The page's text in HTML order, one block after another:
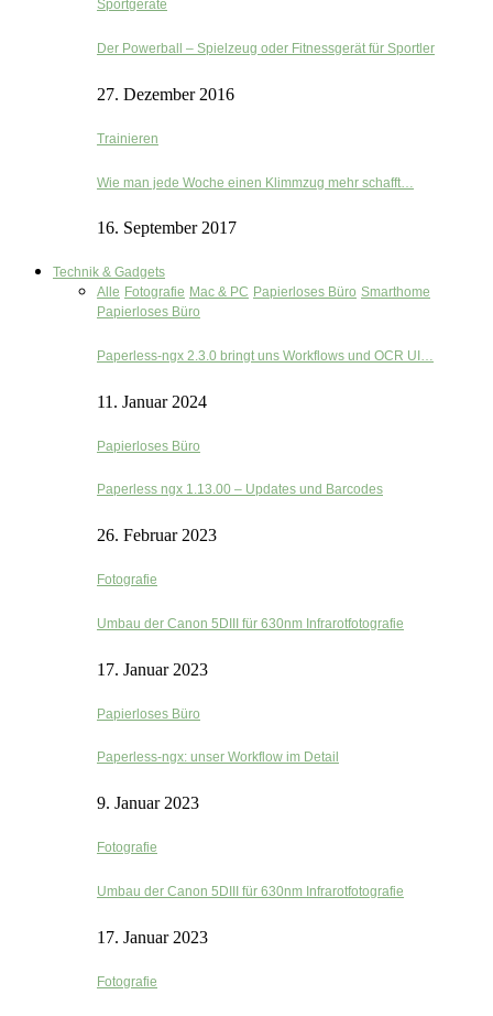
Sportgeräte
Der Powerball – Spielzeug oder Fitnessgerät für Sportler
27. Dezember 2016
Trainieren
Wie man jede Woche einen Klimmzug mehr schafft…
16. September 2017
Technik & Gadgets
Alle Fotografie Mac & PC Papierloses Büro Smarthome
Papierloses Büro
Paperless-ngx 2.3.0 bringt uns Workflows und OCR UI…
11. Januar 2024
Papierloses Büro
Paperless ngx 1.13.00 – Updates und Barcodes
26. Februar 2023
Fotografie
Umbau der Canon 5DIII für 630nm Infrarotfotografie
17. Januar 2023
Papierloses Büro
Paperless-ngx: unser Workflow im Detail
9. Januar 2023
Fotografie
Umbau der Canon 5DIII für 630nm Infrarotfotografie
17. Januar 2023
Fotografie